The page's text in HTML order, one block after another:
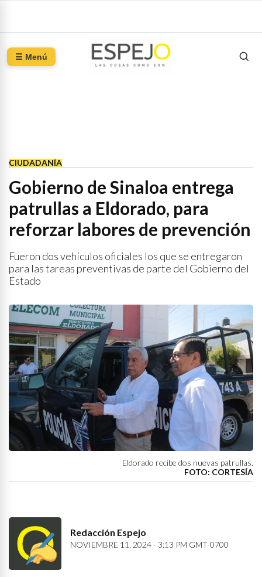
☰ Menú
CIUDADANÍA
Gobierno de Sinaloa entrega
patrullas a Eldorado, para
reforzar labores de prevención
Fueron dos vehículos oficiales los que se entregaron
para las tareas preventivas de parte del Gobierno del
Estado
Eldorado recibe dos nuevas patrullas.
FOTO: CORTESÍA
Redacción Espejo
NOVIEMBRE 11, 2024 - 3:13 PM GMT-0700